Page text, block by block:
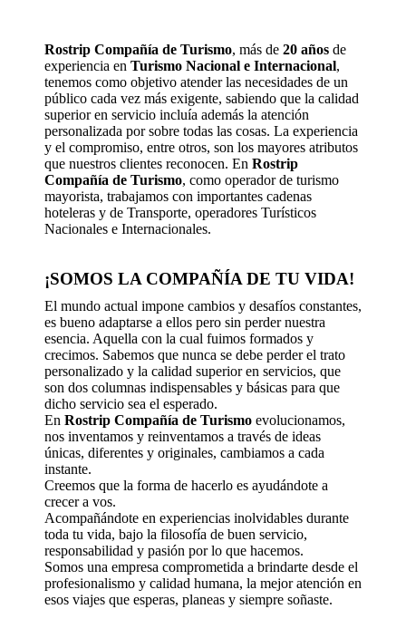
Rostrip Compañía de Turismo, más de 20 años de
experiencia en Turismo Nacional e Internacional,
tenemos como objetivo atender las necesidades de un
público cada vez más exigente, sabiendo que la calidad
superior en servicio incluía además la atención
personalizada por sobre todas las cosas. La experiencia
y el compromiso, entre otros, son los mayores atributos
que nuestros clientes reconocen. En Rostrip
Compañía de Turismo, como operador de turismo
mayorista, trabajamos con importantes cadenas
hoteleras y de Transporte, operadores Turísticos
Nacionales e Internacionales.
¡SOMOS LA COMPAÑÍA DE TU VIDA!
El mundo actual impone cambios y desafíos constantes,
es bueno adaptarse a ellos pero sin perder nuestra
esencia. Aquella con la cual fuimos formados y
crecimos. Sabemos que nunca se debe perder el trato
personalizado y la calidad superior en servicios, que
son dos columnas indispensables y básicas para que
dicho servicio sea el esperado.
En Rostrip Compañía de Turismo evolucionamos,
nos inventamos y reinventamos a través de ideas
únicas, diferentes y originales, cambiamos a cada
instante.
Creemos que la forma de hacerlo es ayudándote a
crecer a vos.
Acompañándote en experiencias inolvidables durante
toda tu vida, bajo la filosofía de buen servicio,
responsabilidad y pasión por lo que hacemos.
Somos una empresa comprometida a brindarte desde el
profesionalismo y calidad humana, la mejor atención en
esos viajes que esperas, planeas y siempre soñaste.